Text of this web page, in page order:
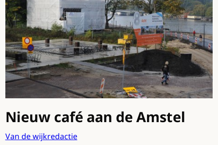
Nieuw café aan de Amstel
Van de wijkredactie